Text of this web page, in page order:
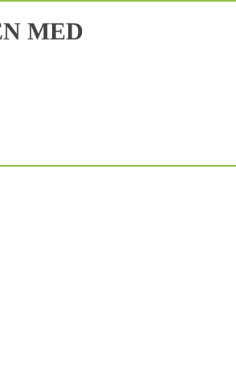
MED